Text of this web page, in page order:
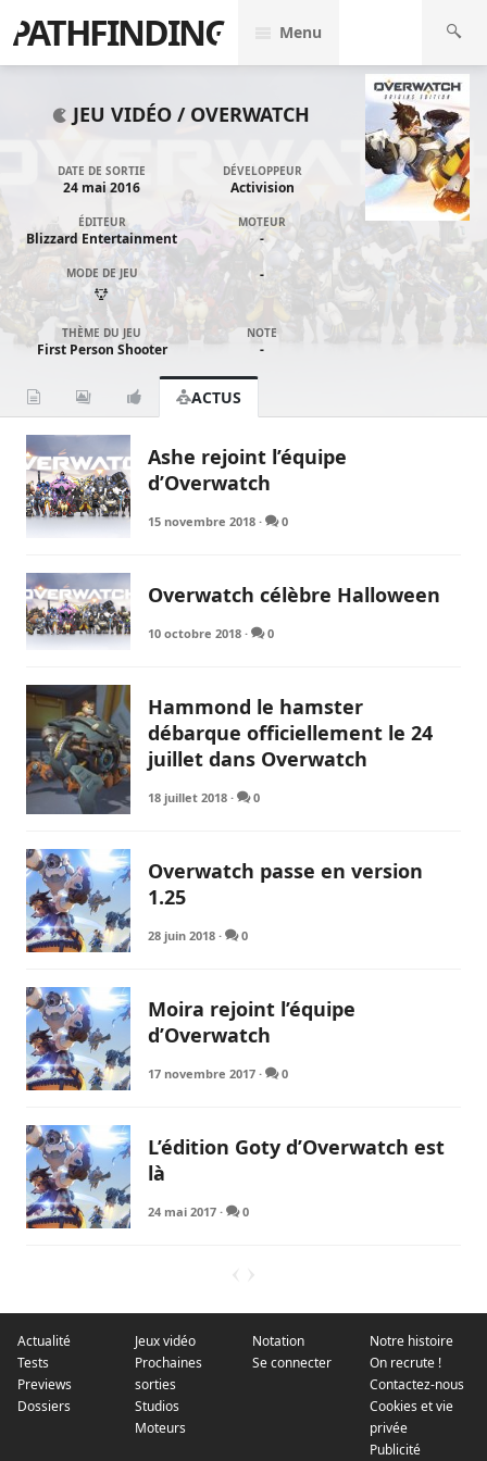
PATHFINDING Menu
JEU VIDÉO / OVERWATCH
DATE DE SORTIE
24 mai 2016
DÉVELOPPEUR
Activision
ÉDITEUR
Blizzard Entertainment
MOTEUR
-
MODE DE JEU -
THÈME DU JEU
First Person Shooter
NOTE
-
ACTUS
Ashe rejoint l’équipe
d’Overwatch
15 novembre 2018 · 0
Overwatch célèbre Halloween
10 octobre 2018 · 0
Hammond le hamster
débarque officiellement le 24
juillet dans Overwatch
18 juillet 2018 · 0
Overwatch passe en version
1.25
28 juin 2018 · 0
Moira rejoint l’équipe
d’Overwatch
17 novembre 2017 · 0
L’édition Goty d’Overwatch est
là
24 mai 2017 · 0
Actualité
Tests
Previews
Dossiers
Jeux vidéo
Prochaines
sorties
Studios
Moteurs
Notation
Se connecter
Notre histoire
On recrute !
Contactez-nous
Cookies et vie
privée
Publicité